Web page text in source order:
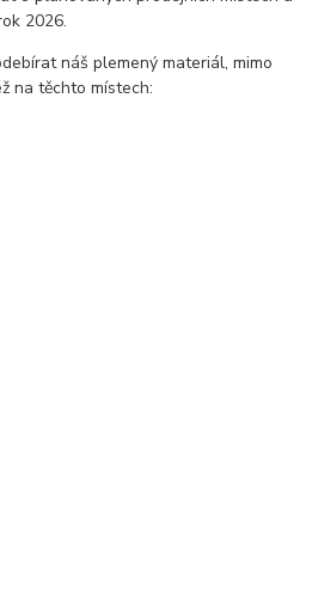
2026.
náš plemený materiál, mimo
na těchto místech: